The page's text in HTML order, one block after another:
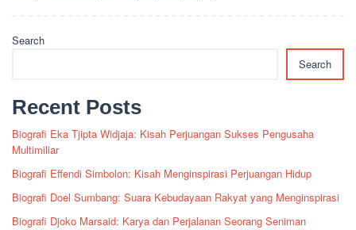
Search
Search
Recent Posts
Biografi Eka Tjipta Widjaja: Kisah Perjuangan Sukses Pengusaha
Multimiliar
Biografi Effendi Simbolon: Kisah Menginspirasi Perjuangan Hidup
Biografi Doel Sumbang: Suara Kebudayaan Rakyat yang Menginspirasi
Biografi Djoko Marsaid: Karya dan Perjalanan Seorang Seniman